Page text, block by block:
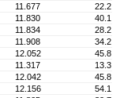
11.677
22.2
11.830
40.1
11.834
28.2
11.908
34.2
12.052
45.8
11.317
13.3
12.042
45.8
12.156
54.1